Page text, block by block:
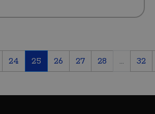
24 25 26 27 28 ... 32